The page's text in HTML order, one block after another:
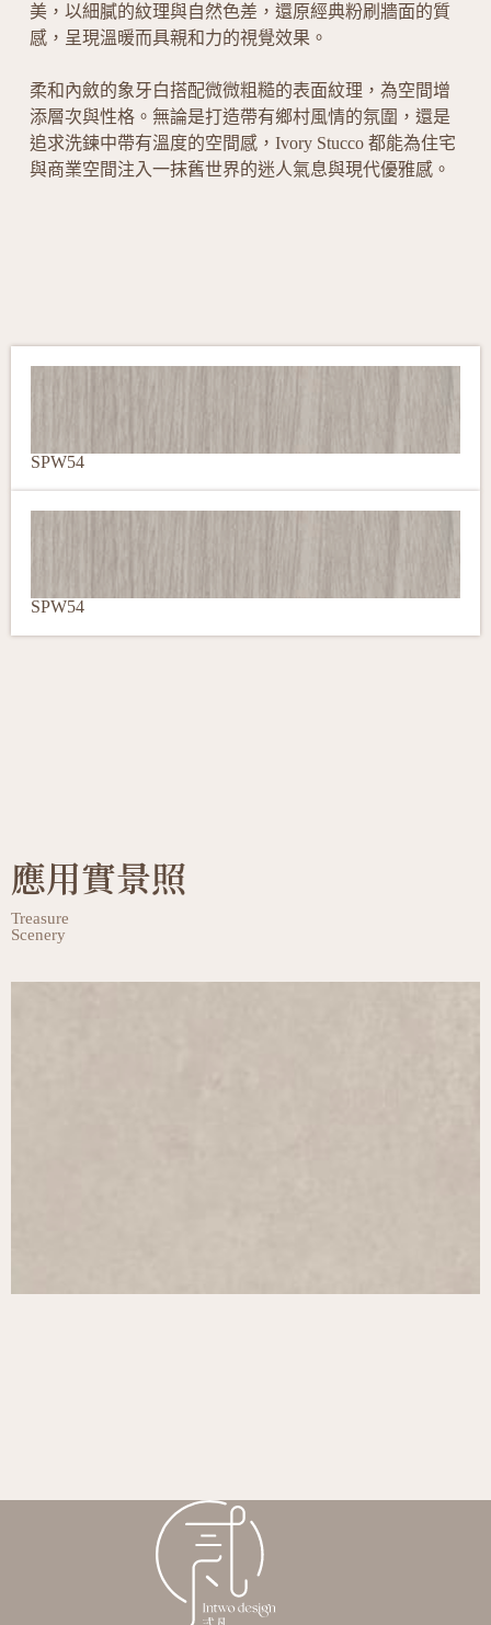
美，以細膩的紋理與自然色差，還原經典粉刷牆面的質
感，呈現溫暖而具親和力的視覺效果。
柔和內斂的象牙白搭配微微粗糙的表面紋理，為空間增
添層次與性格。無論是打造帶有鄉村風情的氛圍，還是
追求洗鍊中帶有溫度的空間感，Ivory Stucco 都能為住宅
與商業空間注入一抹舊世界的迷人氣息與現代優雅感。
SPW54
SPW54
應用實景照
Treasure
Scenery